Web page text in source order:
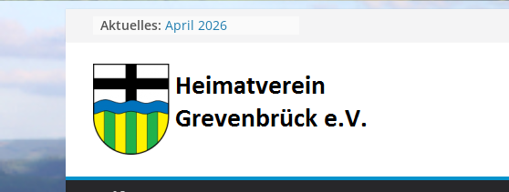
springen
Aktuelles: April 2026
Juni 2026
Mai 2026
Heimatverein aktuell